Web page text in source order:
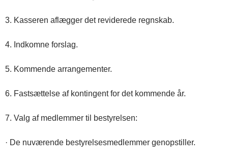
3. Kasseren aflægger det reviderede regnskab.
4. Indkomne forslag.
5. Kommende arrangementer.
6. Fastsættelse af kontingent for det kommende år.
7. Valg af medlemmer til bestyrelsen:
· De nuværende bestyrelsesmedlemmer genopstiller.